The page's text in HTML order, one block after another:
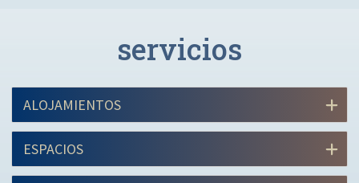
servicios
ALOJAMIENTOS
ESPACIOS